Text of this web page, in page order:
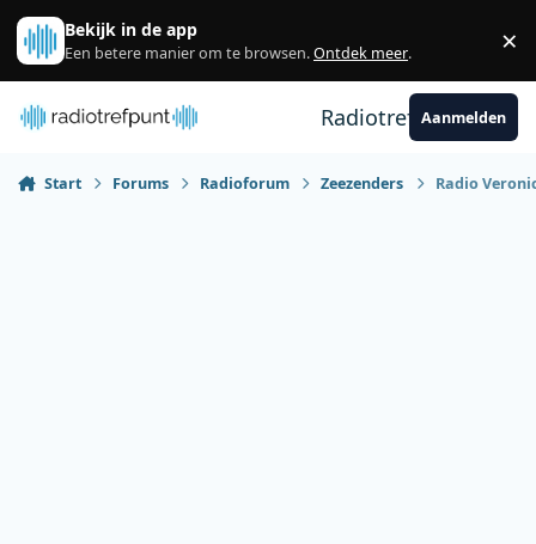
Spring naar bijdragen
Bekijk in de app
Een betere manier om te browsen.Ontdek meer. ×
RadiotrefpuntAanmelden
Start Forums Radioforum Zeezenders Radio